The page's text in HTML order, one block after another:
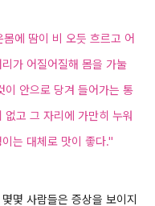
에 땀이 비 오듯 흐르고 어
가 어질어질해 몸을 가눌
이 안으로 당겨 들어가는 통
고 그 자리에 가만히 누워
는 대체로 맛이 좋다."
몇 사람들은 증상을 보이지